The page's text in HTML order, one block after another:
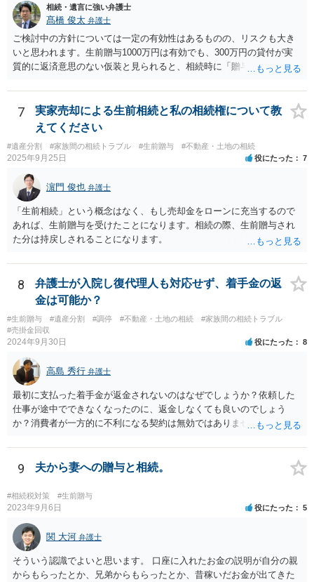
相続・遺言に強い弁護士
髙橋 俊太 弁護士
ご検討中の方針については一定の有効性はあるものの、リスクも大き
いと思われます。生前贈与1000万円は有効でも、300万円の貸付が実
質的に返済意思のない仮装と見られると、相続時に「贈与」と評価さ
法として考えられるものとしては、 ①信託（家族信託・目的信託） 財
産を信託口に移し、受託者（信頼できる友人や専門職）に管理させ、
・生存中はあなたの生活費・介護費に優先充当 ・残余を友人や慈善団
体へ と使途を厳格に指定。相続ではなく信託帰属になるため、子の関
与を大きく排除できます。 ②遺言＋生命保険の組合せ 生活資金は手元
に残し、余剰資金で受取人を友人・団体にした保険を活用。保険金は
相続財産とは別枠で、遺留分対策にも有効と思われます。 ③負担付死
因贈与 「介護・見守り等を条件に、死亡時に財産を渡す」契約。条件
不履行なら無効にでき、老後の安心を担保できます。 ④ 寄附予約＋解
除条件 慈善団体への寄附を予約しつつ、資金不足時は解除できる条項
を設定。 などがあり得るかと思われます。
7
実家売却による生前相続と私の相続権について教
えてください
#遺産分割 #家族間の相続トラブル #生前贈与 #不動産・土地の相続
2025年9月25日 役にたった 7
濵門 俊也 弁護士
「生前相続」という概念はなく、もし売却金をローンに充当するので
あれば、生前贈与を受けたことになります。相続の際、生前贈与され
た分は持戻しされることになります。
8
弁護士が入院し復代理人も対応せず、着手金の返
金は可能か？
#生前贈与 #遺産分割 #調停 #不動産・土地の相続
#家族間の相続トラブル
#売掛金回収
2024年9月30日 役にたった 8
高島 秀行 弁護士
最初に支払った着手金が返金されないのはなぜでしょうか？依頼した
仕事が途中でできなくなったのに、返金しなくても良いのでしょう
か？消費者が一方的に不利になる契約は無効ではありませんか？
務があると思います。 倒れた弁護士が所属する弁護士会に相談さ
れた方がよいと思います。 倒れた弁護士は脳梗塞で倒れたようで
すが、 判断能力があり、復代理を倒れた弁護士の判断で復代理を
選任したのか 即ち、復代理人の選任は有効なのかという問題もあ
ると思います。
9 夫から妻への贈与と相続。
#相続税対策 #生前贈与
2023年9月6日 役にたった 5
関 大河 弁護士
そういう認識でよいと思います。 口座に入れたお金の説明が自分の親
からもらったとか、兄弟からもらったとか、昔稼いだお金が出てきた